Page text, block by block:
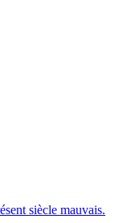
siècle mauvais.